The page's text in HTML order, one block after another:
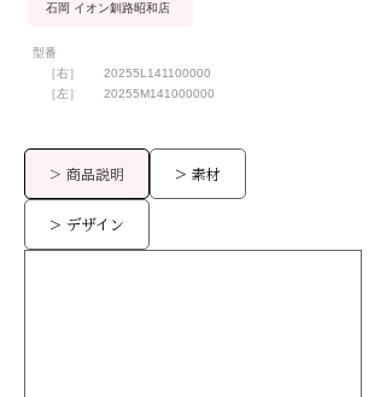
石岡 イオン釧路昭和店
型番
［右］
［左］
20255L141100000
20255M141000000
> 商品説明 > 素材
> デザイン